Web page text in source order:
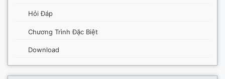
Hỏi Đáp
Chương Trình Đặc Biệt
Download